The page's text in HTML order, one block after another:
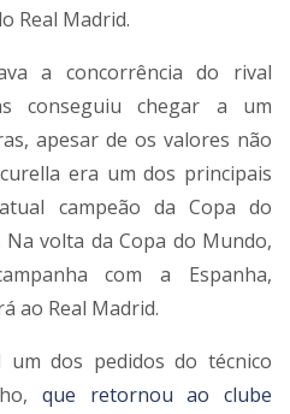
Real Madrid.
a concorrência do rival
conseguiu chegar a um
apesar de os valores não
era um dos principais
campeão da Copa do
Na volta da Copa do Mundo,
com a Espanha,
ao Real Madrid.
dos pedidos do técnico
que retornou ao clube